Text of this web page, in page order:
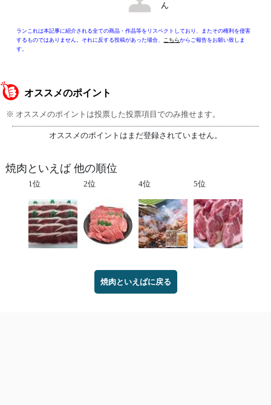
ん
ランこれは本記事に紹介される全ての商品・作品等をリスペクトしており、またその権利を侵害
するものではありません。それに反する投稿があった場合、 こちらからご報告をお願い致しま
す。
オススメのポイント
※ オススメのポイントは投票した投票項目でのみ推せます。
オススメのポイントはまだ登録されていません。
焼肉といえば 他の順位
1位 2位 4位 5位
焼肉といえばに戻る